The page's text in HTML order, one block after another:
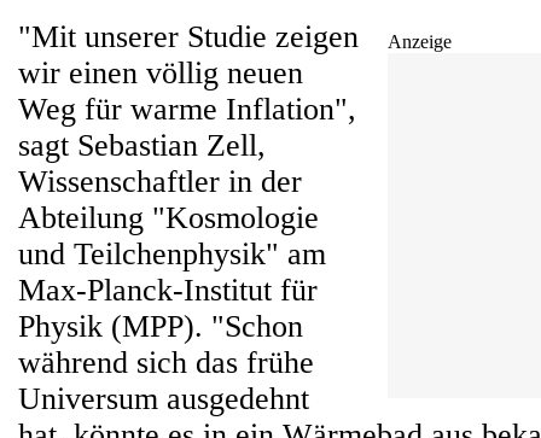
Anzeige
"Mit unserer Studie zeigen
wir einen völlig neuen
Weg für warme Inflation",
sagt Sebastian Zell,
Wissenschaftler in der
Abteilung "Kosmologie
und Teilchenphysik" am
Max-Planck-Institut für
Physik (MPP). "Schon
während sich das frühe
Universum ausgedehnt